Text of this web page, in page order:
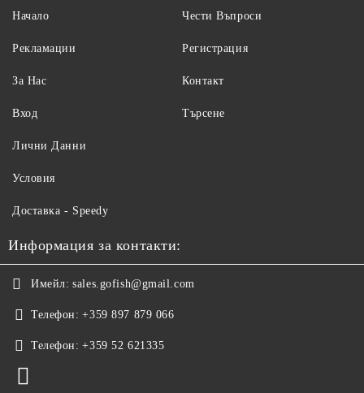
Начало
Рекламации
За Нас
Вход
Чести Въпроси
Регистрация
Контакт
Търсене
Лични Данни
Условия
Доставка - Speedy
Информация за контакти:
Имейл: sales.gofish@gmail.com
Телефон: +359 897 879 066
Телефон: +359 52 621335